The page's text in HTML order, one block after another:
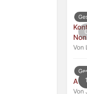
Von
1
Von